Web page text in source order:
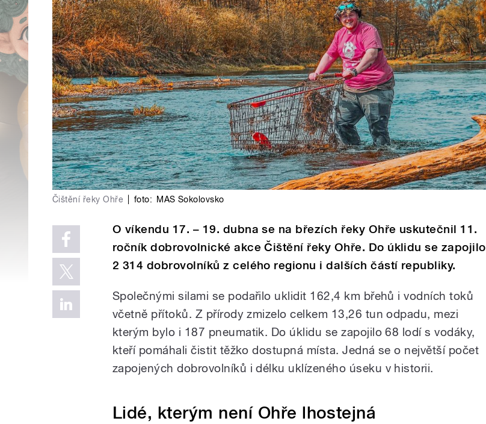
Čištění řeky Ohře foto: MAS Sokolovsko
O víkendu 17. – 19. dubna se na březích řeky Ohře uskutečnil 11.
ročník dobrovolnické akce Čištění řeky Ohře. Do úklidu se zapojilo
2 314 dobrovolníků z celého regionu i dalších částí republiky.
Společnými silami se podařilo uklidit 162,4 km břehů i vodních toků
včetně přítoků. Z přírody zmizelo celkem 13,26 tun odpadu, mezi
kterým bylo i 187 pneumatik. Do úklidu se zapojilo 68 lodí s vodáky,
kteří pomáhali čistit těžko dostupná místa. Jedná se o největší počet
zapojených dobrovolníků i délku uklízeného úseku v historii.
Lidé, kterým není Ohře lhostejná